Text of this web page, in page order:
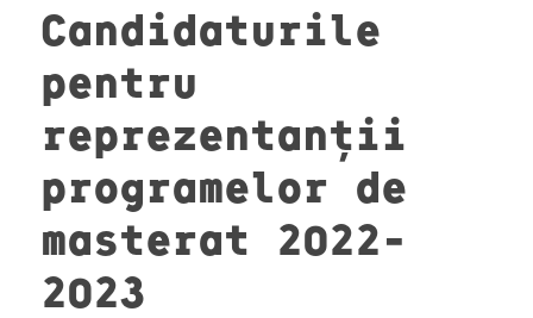
Candidaturile
pentru
reprezentanții
programelor de
masterat 2022-
2023